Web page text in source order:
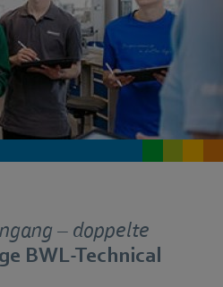
– doppelte
BWL-Technical